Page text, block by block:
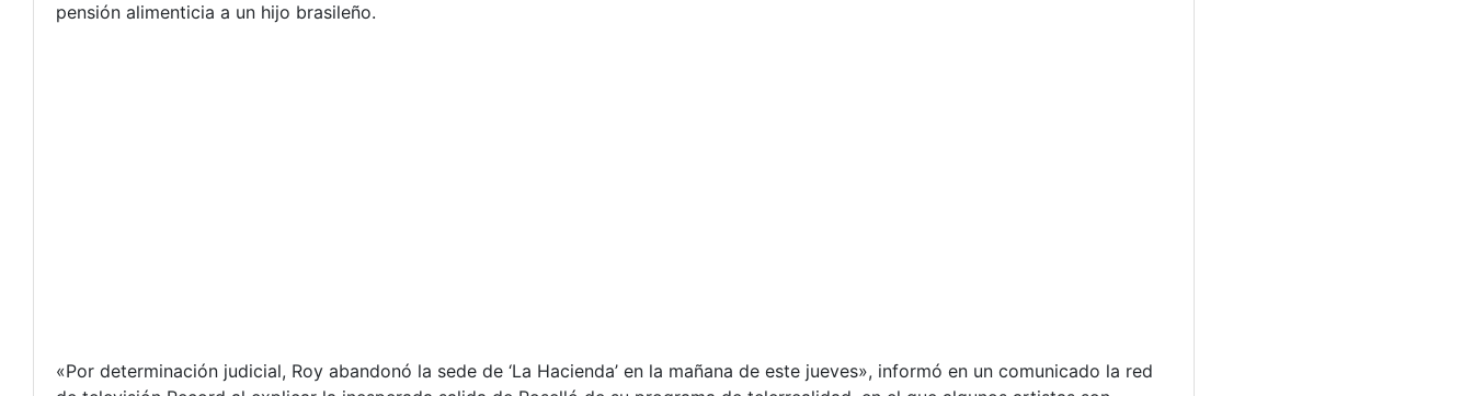
pensión alimenticia a un hijo brasileño.
«Por determinación judicial, Roy abandonó la sede de ‘La Hacienda’ en la mañana de este jueves», informó en un comunicado la red